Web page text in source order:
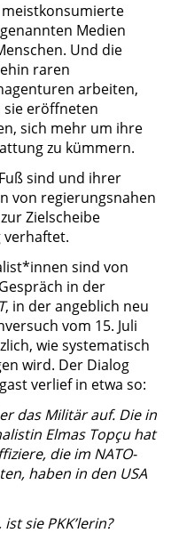
meistkonsumierte
Medien
Und die
raren
arbeiten,
sie eröffneten
sich mehr um ihre
zu kümmern.
sind und ihrer
von regierungsnahen
Zielscheibe
verhaftet.
sind von
in der
, in der angeblich neu
vom 15. Juli
wie systematisch
wird. Der Dialog
verlief in etwa so:
das Militär auf. Die in
Elmas Topçu hat
die im NATO-
haben in den USA
sie PKK’lerin?